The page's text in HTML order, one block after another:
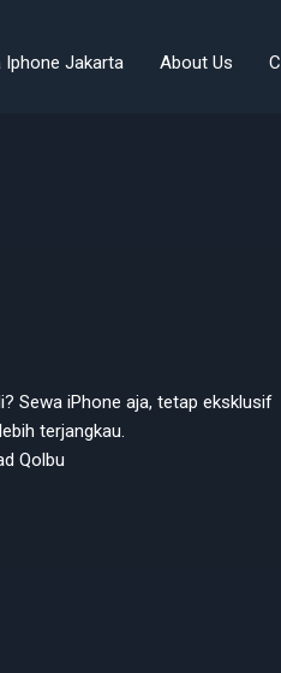
Jakarta About Us
Sewa iPhone aja, tetap eksklusif
terjangkau.
Qolbu